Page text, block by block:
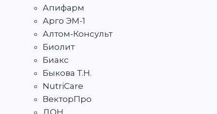
Апифарм
Арго ЭМ-1
Алтом-Консульт
Биолит
Биакс
Быкова Т.Н.
NutriCare
ВекторПро
ДОН